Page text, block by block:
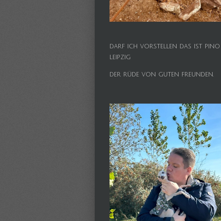
darf ich vorstellen das ist pino
leipzig
der rüde von guten freunden.